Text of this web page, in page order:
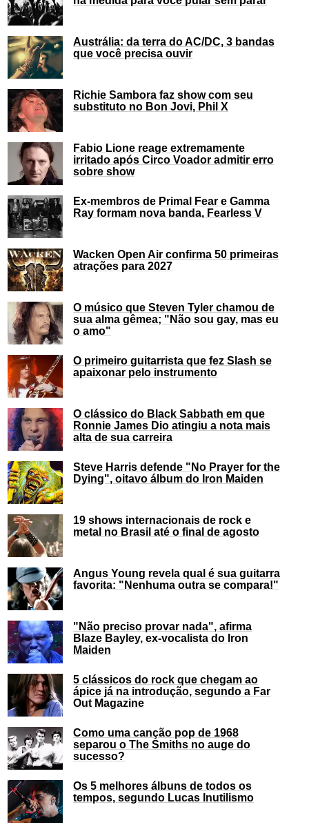
Austrália: da terra do AC/DC, 3 bandas
que você precisa ouvir
Richie Sambora faz show com seu
substituto no Bon Jovi, Phil X
Fabio Lione reage extremamente
irritado após Circo Voador admitir erro
sobre show
Ex-membros de Primal Fear e Gamma
Ray formam nova banda, Fearless V
Wacken Open Air confirma 50 primeiras
atrações para 2027
O músico que Steven Tyler chamou de
sua alma gêmea; "Não sou gay, mas eu
o amo"
O primeiro guitarrista que fez Slash se
apaixonar pelo instrumento
O clássico do Black Sabbath em que
Ronnie James Dio atingiu a nota mais
alta de sua carreira
Steve Harris defende "No Prayer for the
Dying", oitavo álbum do Iron Maiden
19 shows internacionais de rock e
metal no Brasil até o final de agosto
Angus Young revela qual é sua guitarra
favorita: "Nenhuma outra se compara!"
"Não preciso provar nada", afirma
Blaze Bayley, ex-vocalista do Iron
Maiden
5 clássicos do rock que chegam ao
ápice já na introdução, segundo a Far
Out Magazine
Como uma canção pop de 1968
separou o The Smiths no auge do
sucesso?
Os 5 melhores álbuns de todos os
tempos, segundo Lucas Inutilismo